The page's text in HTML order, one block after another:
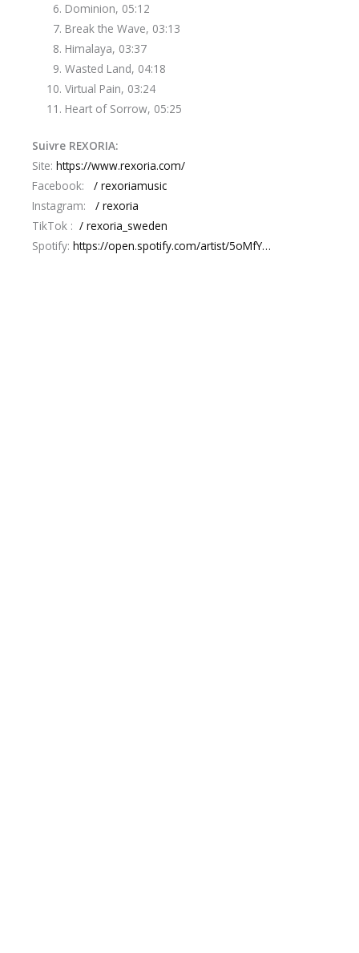
Dominion, 05:12
Break the Wave, 03:13
Himalaya, 03:37
Wasted Land, 04:18
Virtual Pain, 03:24
Heart of Sorrow, 05:25
Suivre REXORIA:
Site: https://www.rexoria.com/
Facebook:
/ rexoriamusic
Instagram:
/ rexoria
TikTok : / rexoria_sweden
Spotify: https://open.spotify.com/artist/5oMfY…